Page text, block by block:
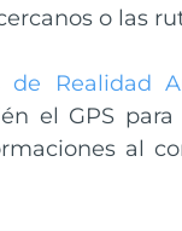
o las
de Realidad
el GPS
al